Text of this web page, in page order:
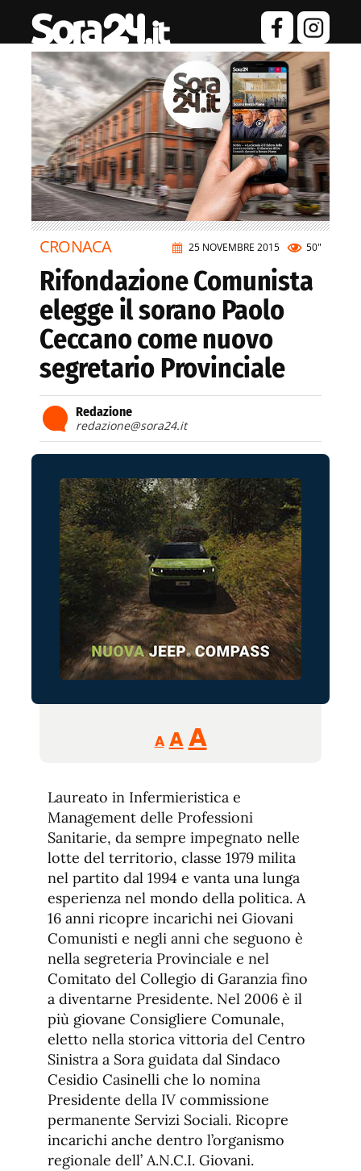
25 NOVEMBRE 2015 50"
CRONACA
Rifondazione Comunista
elegge il sorano Paolo
Ceccano come nuovo
segretario Provinciale
Redazione
redazione@sora24.it
A
Reducir
tamaño
A Restablecer
de
fuente
AAumentar
de
fuente.
Laureato in Infermieristica e
Management delle Professioni
Sanitarie, da sempre impegnato nelle
lotte del territorio, classe 1979 milita
nel partito dal 1994 e vanta una lunga
esperienza nel mondo della politica. A
16 anni ricopre incarichi nei Giovani
Comunisti e negli anni che seguono è
nella segreteria Provinciale e nel
Comitato del Collegio di Garanzia fino
a diventarne Presidente. Nel 2006 è il
più giovane Consigliere Comunale,
eletto nella storica vittoria del Centro
Sinistra a Sora guidata dal Sindaco
Cesidio Casinelli che lo nomina
Presidente della IV commissione
permanente Servizi Sociali. Ricopre
incarichi anche dentro l’organismo
regionale dell’ A.N.C.I. Giovani.